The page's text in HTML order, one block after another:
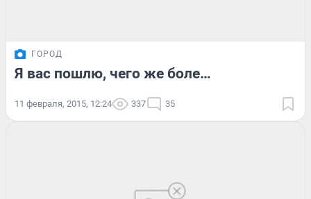
ГОРОД
Я вас пошлю, чего же боле…
11 февраля, 2015, 12:24 337 35